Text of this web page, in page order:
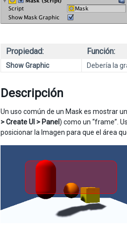
Propiedad: Función:
Show Graphic Debería la
Descripción
Un uso común de un Mask es mostrar
> Create UI > Panel) como un “frame”.
posicionar la Imagen para que el área